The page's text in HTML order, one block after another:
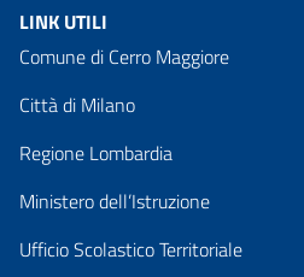
LINK UTILI
Comune di Cerro Maggiore
Città di Milano
Regione Lombardia
Ministero dell’Istruzione
Ufficio Scolastico Territoriale